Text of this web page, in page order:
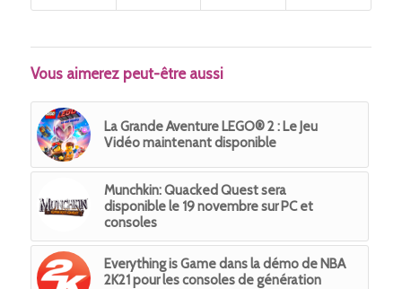
Vous aimerez peut-être aussi
La Grande Aventure LEGO® 2 : Le Jeu
Vidéo maintenant disponible
Munchkin: Quacked Quest sera
disponible le 19 novembre sur PC et
consoles
Everything is Game dans la démo de NBA
2K21 pour les consoles de génération